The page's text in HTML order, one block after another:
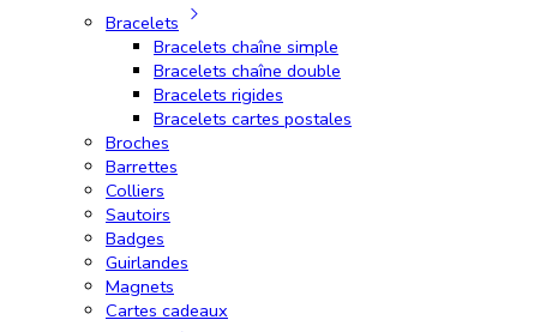
Bracelets
Bracelets chaîne simple
Bracelets chaîne double
Bracelets rigides
Bracelets cartes postales
Broches
Barrettes
Colliers
Sautoirs
Badges
Guirlandes
Magnets
Cartes cadeaux